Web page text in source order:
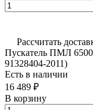
Рассчитать
Пускатель ПМЛ
91328404-2011)
Есть в наличии
16 489 ₽
В корзину